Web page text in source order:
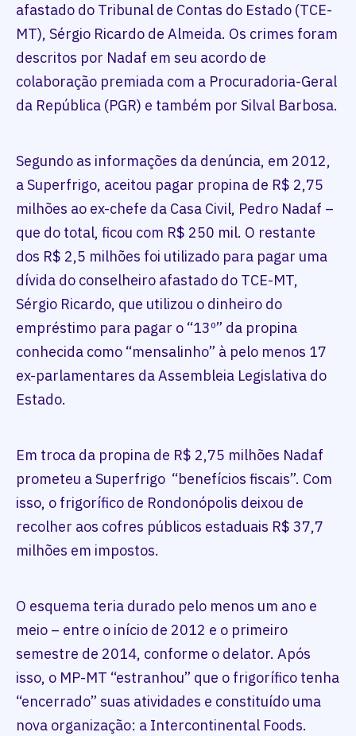
afastado do Tribunal de Contas do Estado (TCE-
MT), Sérgio Ricardo de Almeida. Os crimes foram
descritos por Nadaf em seu acordo de
colaboração premiada com a Procuradoria-Geral
da República (PGR) e também por Silval Barbosa.
Segundo as informações da denúncia, em 2012,
a Superfrigo, aceitou pagar propina de R$ 2,75
milhões ao ex-chefe da Casa Civil, Pedro Nadaf –
que do total, ficou com R$ 250 mil. O restante
dos R$ 2,5 milhões foi utilizado para pagar uma
dívida do conselheiro afastado do TCE-MT,
Sérgio Ricardo, que utilizou o dinheiro do
empréstimo para pagar o “13º” da propina
conhecida como “mensalinho” à pelo menos 17
ex-parlamentares da Assembleia Legislativa do
Estado.
Em troca da propina de R$ 2,75 milhões Nadaf
prometeu a Superfrigo “benefícios fiscais”. Com
isso, o frigorífico de Rondonópolis deixou de
recolher aos cofres públicos estaduais R$ 37,7
milhões em impostos.
O esquema teria durado pelo menos um ano e
meio – entre o início de 2012 e o primeiro
semestre de 2014, conforme o delator. Após
isso, o MP-MT “estranhou” que o frigorífico tenha
“encerrado” suas atividades e constituído uma
nova organização: a Intercontinental Foods.